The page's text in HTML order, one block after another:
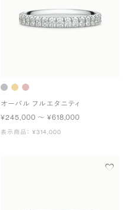
オーバル フルエタニティ
¥245,000 〜 ¥618,000
表示商品： ¥314,000